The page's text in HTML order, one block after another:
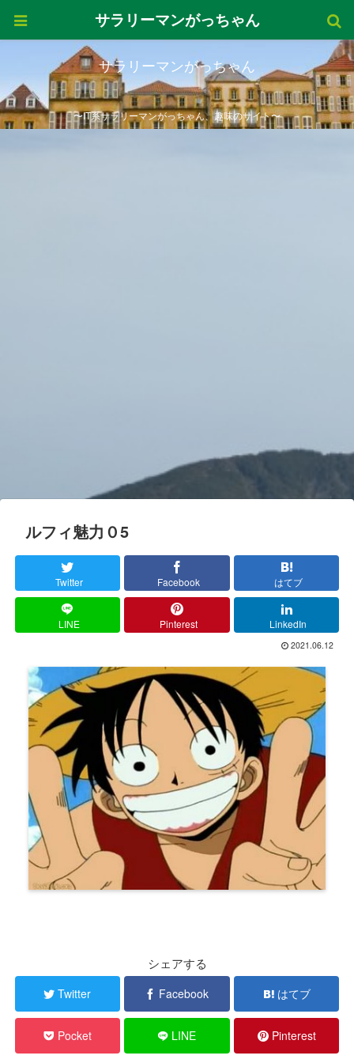
サラリーマンがっちゃん
〜IT系サラリーマンがっちゃん、趣味のサイト〜
ルフィ魅力０5
Twitter Facebook はてブ
LINE Pinterest LinkedIn
2021.06.12
シェアする
Twitter Facebook はてブ
Pocket LINE Pinterest
サラリーマンがっちゃん